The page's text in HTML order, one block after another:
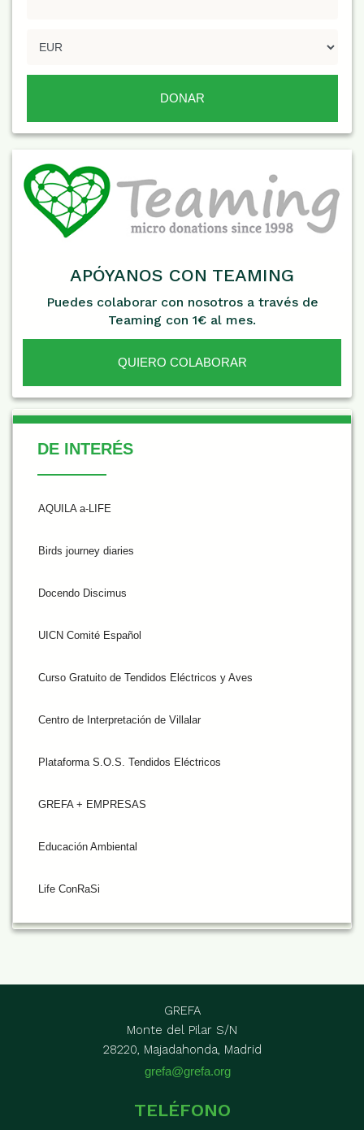
APÓYANOS CON TEAMING
Puedes colaborar con nosotros a través de
Teaming con 1€ al mes.
QUIERO COLABORAR
De Interés
DE INTERÉS
AQUILA a-LIFE
Birds journey diaries
Docendo Discimus
UICN Comité Español
Curso Gratuito de Tendidos Eléctricos y Aves
Centro de Interpretación de Villalar
Plataforma S.O.S. Tendidos Eléctricos
GREFA + EMPRESAS
Educación Ambiental
Life ConRaSi
GREFA
Monte del Pilar S/N
28220, Majadahonda, Madrid
grefa@grefa.org
TELÉFONO